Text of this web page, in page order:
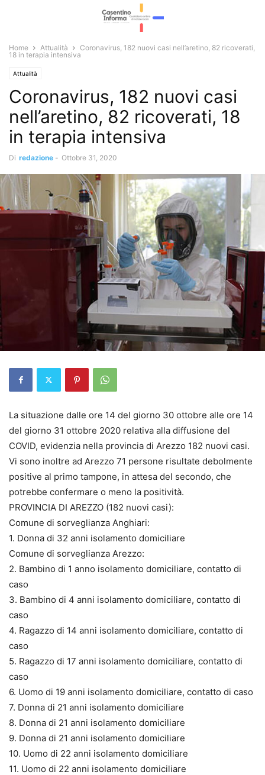
Home Attualità
Coronavirus, 182 nuovi casi nell’aretino, 82 ricoverati,
18 in terapia intensiva
Attualità
Coronavirus, 182 nuovi casi
nell’aretino, 82 ricoverati, 18
in terapia intensiva
Di redazione - Ottobre 31, 2020
La situazione dalle ore 14 del giorno 30 ottobre alle ore 14
del giorno 31 ottobre 2020 relativa alla diffusione del
COVID, evidenzia nella provincia di Arezzo 182 nuovi casi.
Vi sono inoltre ad Arezzo 71 persone risultate debolmente
positive al primo tampone, in attesa del secondo, che
potrebbe confermare o meno la positività.
PROVINCIA DI AREZZO (182 nuovi casi):
Comune di sorveglianza Anghiari:
1. Donna di 32 anni isolamento domiciliare
Comune di sorveglianza Arezzo:
2. Bambino di 1 anno isolamento domiciliare, contatto di
caso
3. Bambino di 4 anni isolamento domiciliare, contatto di
caso
4. Ragazzo di 14 anni isolamento domiciliare, contatto di
caso
5. Ragazzo di 17 anni isolamento domiciliare, contatto di
caso
6. Uomo di 19 anni isolamento domiciliare, contatto di caso
7. Donna di 21 anni isolamento domiciliare
8. Donna di 21 anni isolamento domiciliare
9. Donna di 21 anni isolamento domiciliare
10. Uomo di 22 anni isolamento domiciliare
11. Uomo di 22 anni isolamento domiciliare